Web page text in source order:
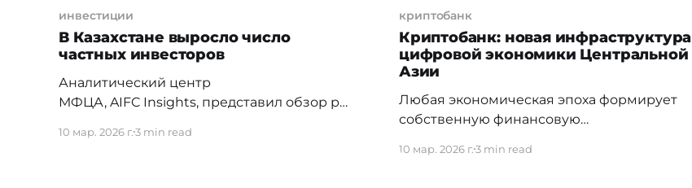
инвестиции
В Казахстане выросло число
частных инвесторов
Аналитический центр
МФЦА, AIFC Insights, представил обзор роз
Казахстане, фиксирующий структурные
10 мар. 2026 г.3 min read
криптобанк
Криптобанк: новая инфраструктура
цифровой экономики Центральной
Азии
Любая экономическая эпоха формирует
собственную финансовую
торговля, появляются банки. Когда
10 мар. 2026 г.3 min read